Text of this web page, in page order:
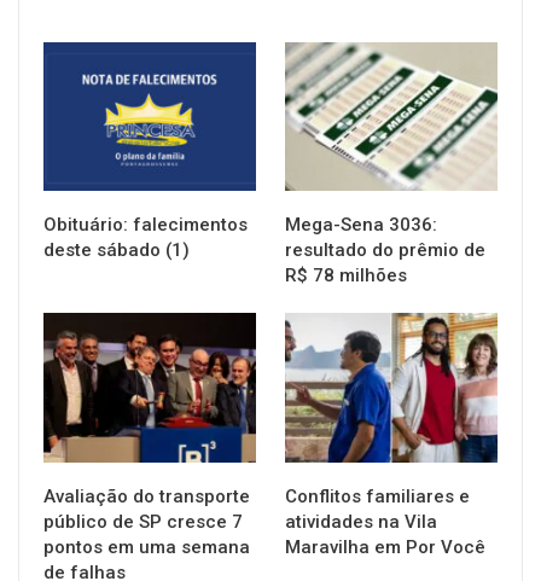
Obituário: falecimentos
deste sábado (1)
NOTÍCIAS
Mega-Sena 3036:
resultado do prêmio de
R$ 78 milhões
NOTÍCIAS
Avaliação do transporte
público de SP cresce 7
pontos em uma semana
de falhas
NOTÍCIAS
Conflitos familiares e
atividades na Vila
Maravilha em Por Você